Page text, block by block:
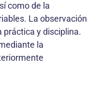
como de la
La observación
práctica y disciplina.
la